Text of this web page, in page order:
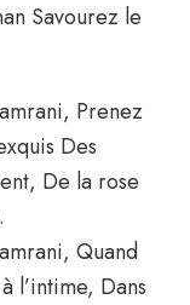
Savourez le
Prenez
Des
De la rose
Quand
l’intime, Dans